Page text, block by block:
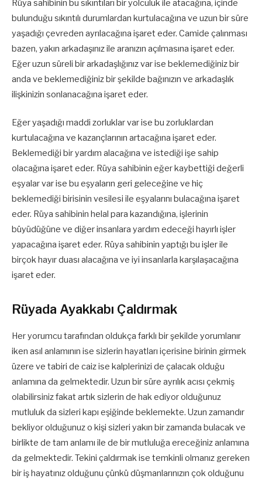
Rüya sahibinin bu sıkıntıları bir yolculuk ile atacağına, içinde
bulunduğu sıkıntılı durumlardan kurtulacağına ve uzun bir süre
yaşadığı çevreden ayrılacağına işaret eder. Camide çalınması
bazen, yakın arkadaşınız ile aranızın açılmasına işaret eder.
Eğer uzun süreli bir arkadaşlığınız var ise beklemediğiniz bir
anda ve beklemediğiniz bir şekilde bağınızın ve arkadaşlık
ilişkinizin sonlanacağına işaret eder.
Eğer yaşadığı maddi zorluklar var ise bu zorluklardan
kurtulacağına ve kazançlarının artacağına işaret eder.
Beklemediği bir yardım alacağına ve istediği işe sahip
olacağına işaret eder. Rüya sahibinin eğer kaybettiği değerli
eşyalar var ise bu eşyaların geri geleceğine ve hiç
beklemediği birisinin vesilesi ile eşyalarını bulacağına işaret
eder. Rüya sahibinin helal para kazandığına, işlerinin
büyüdüğüne ve diğer insanlara yardım edeceği hayırlı işler
yapacağına işaret eder. Rüya sahibinin yaptığı bu işler ile
birçok hayır duası alacağına ve iyi insanlarla karşılaşacağına
işaret eder.
Rüyada Ayakkabı Çaldırmak
Her yorumcu tarafından oldukça farklı bir şekilde yorumlanır
iken asıl anlamının ise sizlerin hayatları içerisine birinin girmek
üzere ve tabiri de caiz ise kalplerinizi de çalacak olduğu
anlamına da gelmektedir. Uzun bir süre ayrılık acısı çekmiş
olabilirsiniz fakat artık sizlerin de hak ediyor olduğunuz
mutluluk da sizleri kapı eşiğinde beklemekte. Uzun zamandır
bekliyor olduğunuz o kişi sizleri yakın bir zamanda bulacak ve
birlikte de tam anlamı ile de bir mutluluğa ereceğiniz anlamına
da gelmektedir. Tekini çaldırmak ise temkinli olmanız gereken
bir iş hayatınız olduğunu çünkü düşmanlarınızın çok olduğunu